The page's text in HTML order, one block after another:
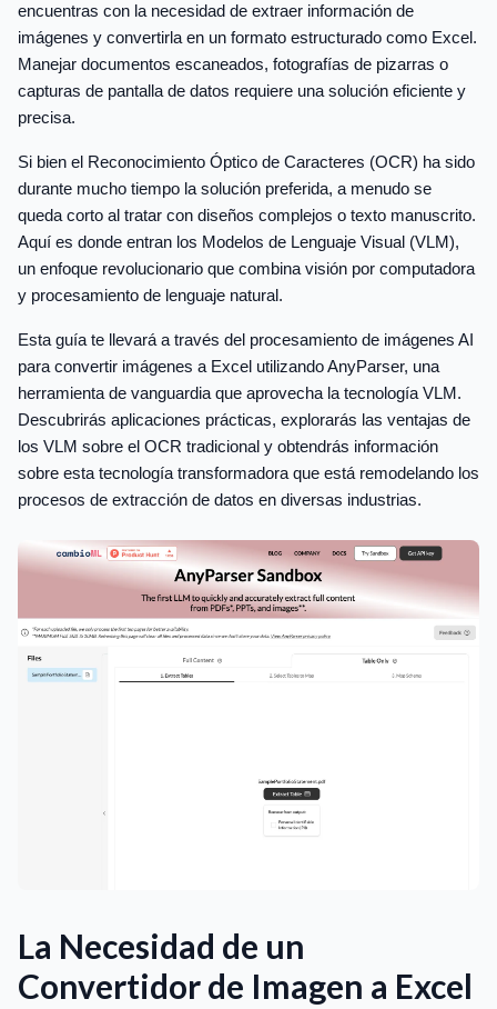
encuentras con la necesidad de extraer información de
imágenes y convertirla en un formato estructurado como Excel.
Manejar documentos escaneados, fotografías de pizarras o
capturas de pantalla de datos requiere una solución eficiente y
precisa.
Si bien el Reconocimiento Óptico de Caracteres (OCR) ha sido
durante mucho tiempo la solución preferida, a menudo se
queda corto al tratar con diseños complejos o texto manuscrito.
Aquí es donde entran los Modelos de Lenguaje Visual (VLM),
un enfoque revolucionario que combina visión por computadora
y procesamiento de lenguaje natural.
Esta guía te llevará a través del procesamiento de imágenes AI
para convertir imágenes a Excel utilizando AnyParser, una
herramienta de vanguardia que aprovecha la tecnología VLM.
Descubrirás aplicaciones prácticas, explorarás las ventajas de
los VLM sobre el OCR tradicional y obtendrás información
sobre esta tecnología transformadora que está remodelando los
procesos de extracción de datos en diversas industrias.
La Necesidad de un
Convertidor de Imagen a Excel